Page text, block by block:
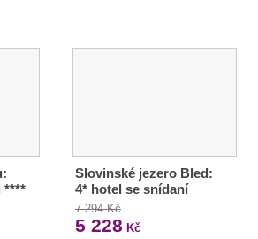
****
Slovinské jezero Bled:
4* hotel se snídaní
7 294 Kč
5 228 Kč